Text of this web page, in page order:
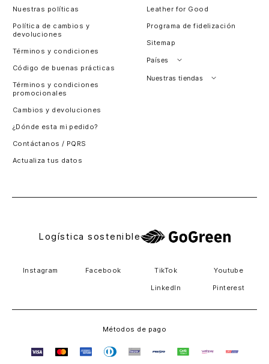
Nuestras políticas
Política de cambios y
devoluciones
Términos y condiciones
Código de buenas prácticas
Términos y condiciones
promocionales
Cambios y devoluciones
¿Dónde esta mi pedido?
Contáctanos / PQRS
Actualiza tus datos
Leather for Good
Programa de fidelización
Sitemap
Países
Perú
Nuestras tiendas
Logística sostenible
Instagram Facebook TikTok Youtube
LinkedIn Pinterest
Métodos de pago